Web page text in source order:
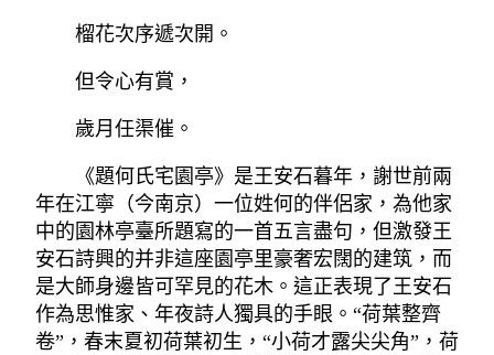
榴花次序遞次開。
但令心有賞，
歲月任渠催。
《題何氏宅園亭》是王安石暮年，謝世前兩
年在江寧（今南京）一位姓何的伴侶家，為他家
中的園林亭臺所題寫的一首五言盡句，但激發王
安石詩興的并非這座園亭里豪奢宏闊的建筑，而
是大師身邊皆可罕見的花木。這正表現了王安石
作為思惟家、年夜詩人獨具的手眼。“荷葉整齊
卷”，春末夏初荷葉初生，“小荷才露尖尖角”，荷